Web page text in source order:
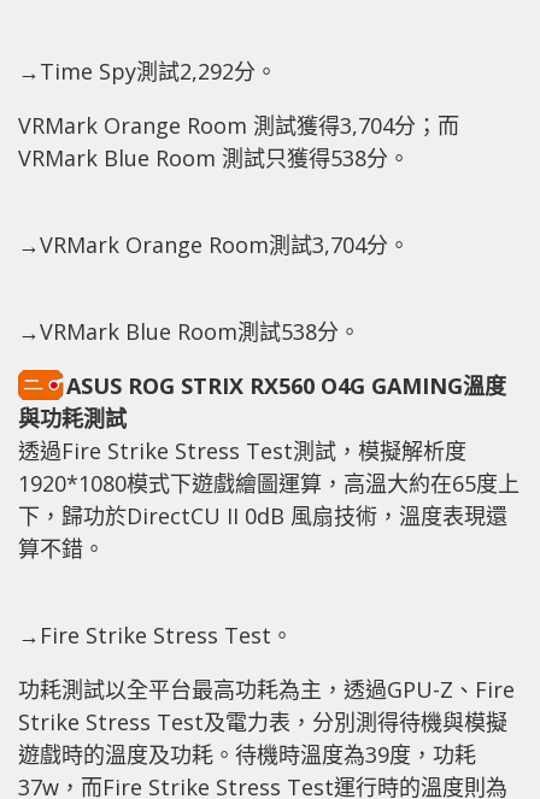
→Time Spy測試2,292分。
VRMark Orange Room 測試獲得3,704分；而
VRMark Blue Room 測試只獲得538分。
→VRMark Orange Room測試3,704分。
→VRMark Blue Room測試538分。
ASUS ROG STRIX RX560 O4G GAMING溫度
與功耗測試
透過Fire Strike Stress Test測試，模擬解析度
1920*1080模式下遊戲繪圖運算，高溫大約在65度上
下，歸功於DirectCU II 0dB 風扇技術，溫度表現還
算不錯。
→Fire Strike Stress Test。
功耗測試以全平台最高功耗為主，透過GPU-Z、Fire
Strike Stress Test及電力表，分別測得待機與模擬
遊戲時的溫度及功耗。待機時溫度為39度，功耗
37w，而Fire Strike Stress Test運行時的溫度則為